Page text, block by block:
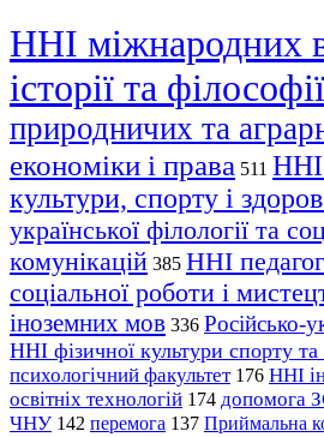
ННІ міжнародних
історії та філософії
природничих та
економіки і права 511 ННІ
культури, спорту і
української філології та
комунікацій 385 ННІ
соціальної роботи і
іноземних мов 336 Російсько-
ННІ фізичної культури спорту та
психологічний факультет 176 ННІ
освітніх технологій 174 допомога
ЧНУ 142 перемога 137 Приймальна